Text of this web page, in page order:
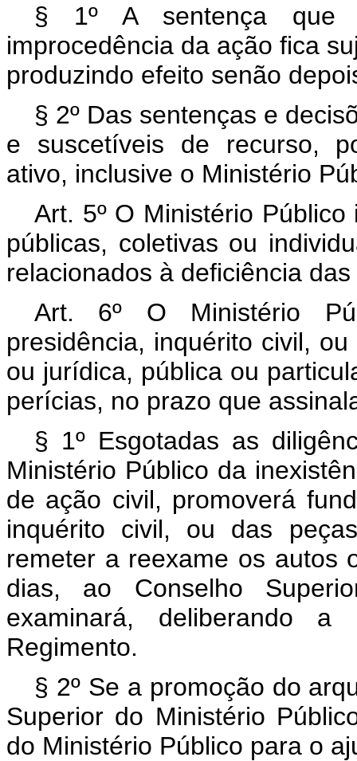
§ 1º A sentença que
improcedência da ação fica
produzindo efeito senão
§ 2º Das sentenças e
e suscetíveis de recurso,
ativo, inclusive o Ministério
Art. 5º O Ministério
públicas, coletivas ou
relacionados à deficiência
Art. 6º O Ministério
presidência, inquérito civil,
ou jurídica, pública ou
perícias, no prazo que
§ 1º Esgotadas as
Ministério Público da
de ação civil, promoverá
inquérito civil, ou das
remeter a reexame os autos
dias, ao Conselho
examinará, deliberando a
Regimento.
§ 2º Se a promoção do
Superior do Ministério
do Ministério Público para o